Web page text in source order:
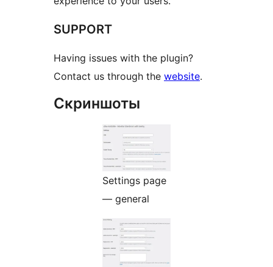
SUPPORT
Having issues with the plugin?
Contact us through the website.
Скриншоты
Settings page
— general